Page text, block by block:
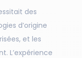
des
d’origine
et les
L’expérience